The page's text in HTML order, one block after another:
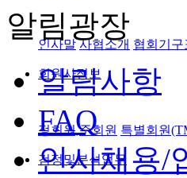
인사말 사협소개 협회기구
회원사정보
정회원,준회원 특별회원
검정및분석업무
알림광장
알림사항
FAQ
인사채용/